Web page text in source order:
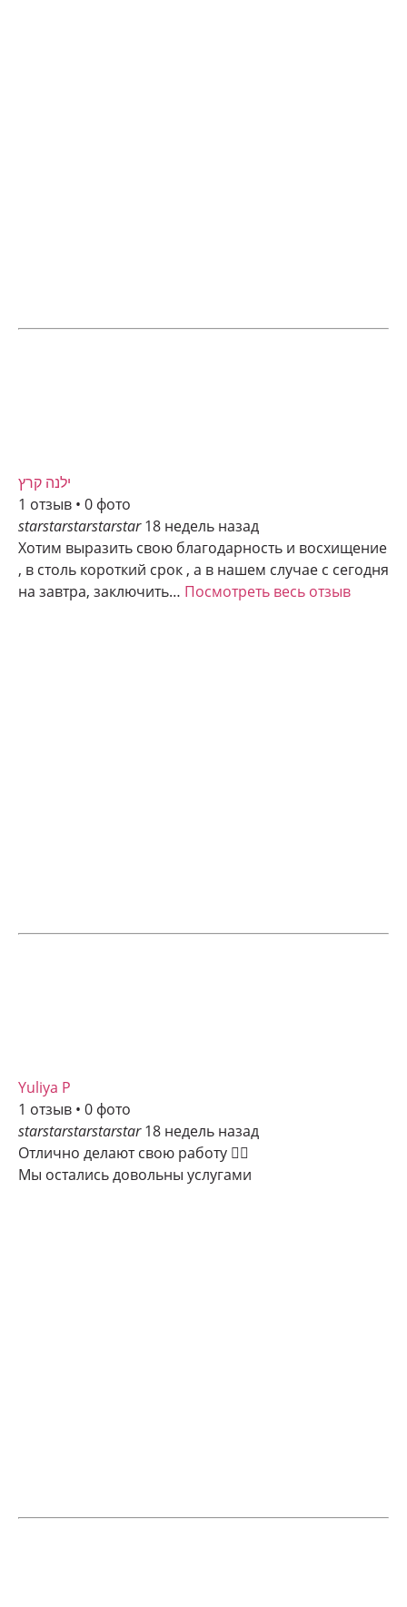
ילנה קרץ
1 отзыв • 0 фото
starstarstarstarstar 18 недель назад
Хотим выразить свою благодарность и восхищение
, в столь короткий срок , а в нашем случае с сегодня
на завтра, заключить… Посмотреть весь отзыв
Yuliya P
1 отзыв • 0 фото
starstarstarstarstar 18 недель назад
Отлично делают свою работу 👍🏻
Мы остались довольны услугами